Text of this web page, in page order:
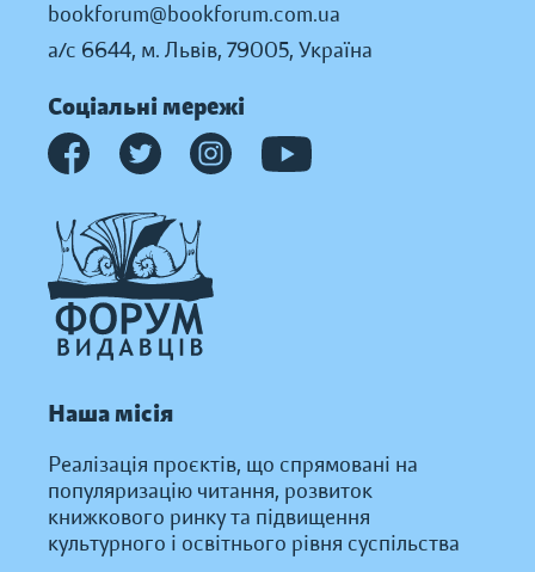
bookforum@bookforum.com.ua
а/с 6644, м. Львів, 79005, Україна
Соціальні мережі
Наша місія
Реалізація проєктів, що спрямовані на
популяризацію читання, розвиток
книжкового ринку та підвищення
культурного і освітнього рівня суспільства